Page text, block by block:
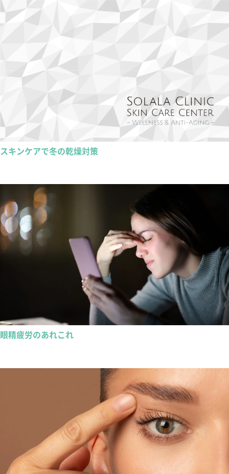
スキンケアで冬の乾燥対策
眼精疲労のあれこれ